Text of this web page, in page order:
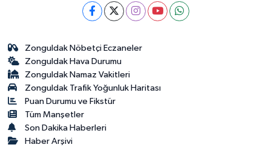
Zonguldak Nöbetçi Eczaneler
Zonguldak Hava Durumu
Zonguldak Namaz Vakitleri
Zonguldak Trafik Yoğunluk Haritası
Puan Durumu ve Fikstür
Tüm Manşetler
Son Dakika Haberleri
Haber Arşivi